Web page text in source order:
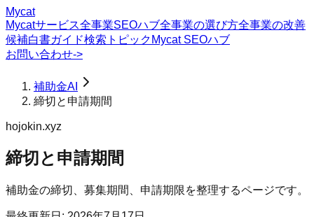
Mycat
Mycatサービス全事業SEOハブ全事業の選び方全事業の改善
候補白書ガイド検索トピック Mycat SEOハブ
お問い合わせ->
補助金AI
締切と申請期間
hojokin.xyz
締切と申請期間
補助金の締切、募集期間、申請期限を整理するページです。